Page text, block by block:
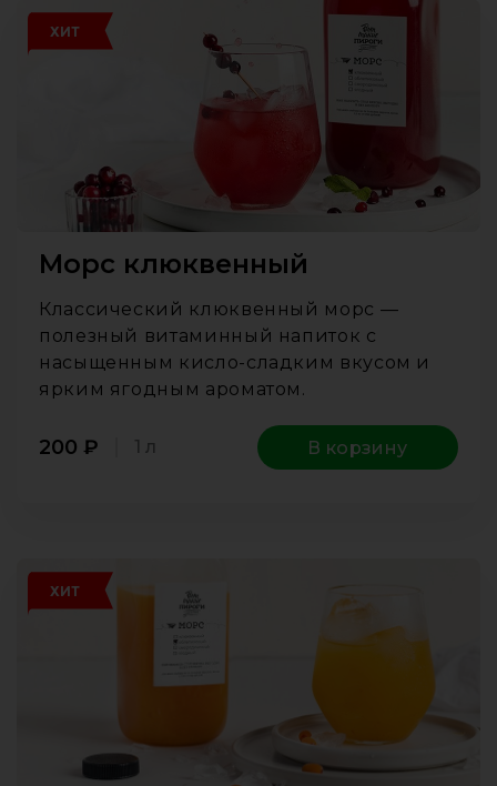
ХИТ
Морс клюквенный
Классический клюквенный морс —
полезный витаминный напиток с
насыщенным кисло-сладким вкусом и
ярким ягодным ароматом.
200 ₽ 1 л В корзину
ХИТ